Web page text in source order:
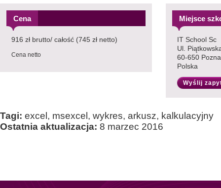
Cena
916 zł brutto/ całość (745 zł netto)
Cena netto
Miejsce
IT School Sc
Ul.
60-650
Polska
Wyślij
Tagi: excel, msexcel, wykres, arkusz, kalkulacyjny
Ostatnia aktualizacja: 8 marzec 2016